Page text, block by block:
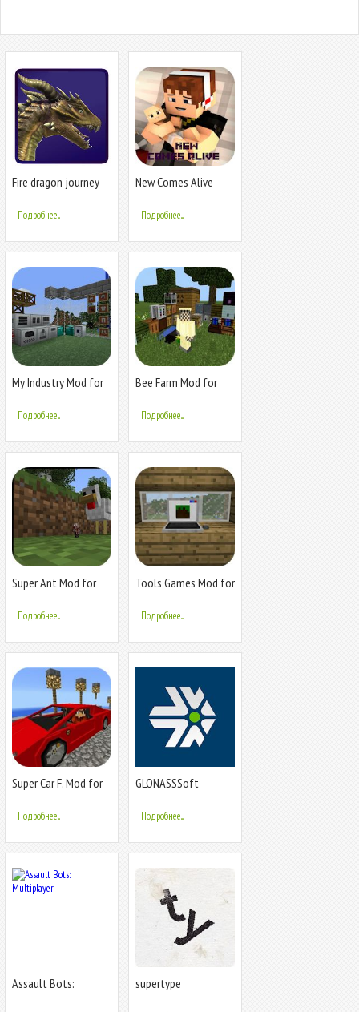
Fire dragon journey
Подробнее...
New Comes Alive
Подробнее...
My Industry Mod for
Подробнее...
Bee Farm Mod for
Подробнее...
Super Ant Mod for
Подробнее...
Tools Games Mod for
Подробнее...
Super Car F. Mod for
Подробнее...
GLONASSSoft
Подробнее...
Assault Bots:
supertype